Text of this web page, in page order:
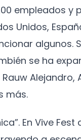
empleados y
Unidos,
algunos.
se ha
Alejandro,
más.
En Vive